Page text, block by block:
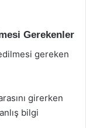
Gerekenler
gereken
girerken
bilgi